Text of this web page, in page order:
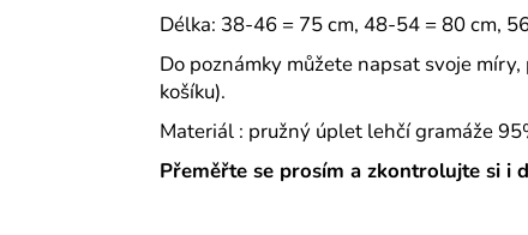
Délka: 38-46 = 75 cm, 48-54 = 80 cm,
Do poznámky můžete napsat svoje
košíku).
Materiál : pružný úplet lehčí gramáže
Přeměřte se prosím a zkontrolujte si i